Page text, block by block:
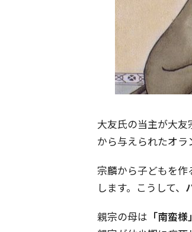
大友氏の当主が大友
から与えられたオラ
宗麟から子どもを
します。こうして、
親宗の母は 「南蛮様」